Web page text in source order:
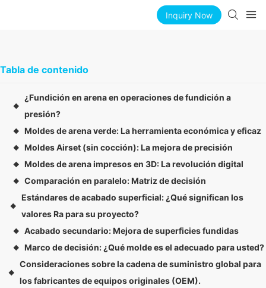
Inquiry Now
Tabla de contenido
◆
¿Fundición en arena en operaciones de fundición a
presión?
◆ Moldes de arena verde: La herramienta económica y eficaz
◆ Moldes Airset (sin cocción): La mejora de precisión
◆ Moldes de arena impresos en 3D: La revolución digital
◆ Comparación en paralelo: Matriz de decisión
◆
Estándares de acabado superficial: ¿Qué significan los
valores Ra para su proyecto?
◆ Acabado secundario: Mejora de superficies fundidas
◆ Marco de decisión: ¿Qué molde es el adecuado para usted?
◆
Consideraciones sobre la cadena de suministro global para
los fabricantes de equipos originales (OEM).